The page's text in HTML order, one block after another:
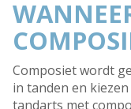
Composiet wordt
in tanden en
tandarts met